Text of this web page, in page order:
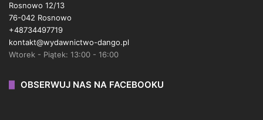
Rosnowo 12/13
76-042 Rosnowo
+48734497719
kontakt@wydawnictwo-dango.pl
Wtorek - Piątek: 13:00 - 16:00
OBSERWUJ NAS NA FACEBOOKU